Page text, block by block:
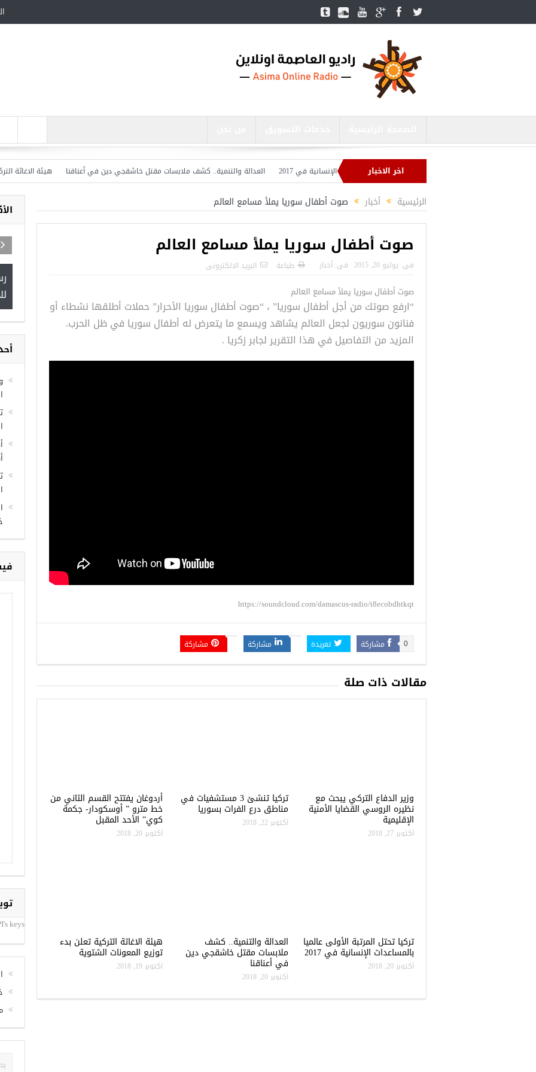
اخر الاخبار
تركيا تحتل المرتبة الأولى عالميا بالمساعدات الإنسانية في 2017 العدالة والتنمية.. كشف ملابسات مقتل خاشقجي دين في أعناقنا هيئة الاغاثة التركية
الرئيسية أخبار صوت أطفال سوريا يملأ مسامع العالم
صوت أطفال سوريا يملأ مسامع العالم
فى: يوليو 20, 2015 فى: أخبار طباعة البريد الالكترونى
صوت أطفال سوريا يملأ مسامع العالم
“ارفع صوتك من أجل أطفال سوريا” ، “صوت أطفال سوريا الأحرار” حملات أطلقها نشطاء أو
فنانون سوريون لجعل العالم يشاهد ويسمع ما يتعرض له أطفال سوريا في ظل الحرب.
المزيد من التفاصيل في هذا التقرير لجابر زكريا .
https://soundcloud.com/damascus-radio/t8ecobdhtkqt
مشاركة 0 تغريدة مشاركة مشاركة
مقالات ذات صلة
وزير الدفاع التركي يبحث مع
نظيره الروسي القضايا الأمنية
الإقليمية
أكتوبر 27, 2018
تركيا تنشئ 3 مستشفيات في
مناطق درع الفرات بسوريا
أكتوبر 22, 2018
أردوغان يفتتح القسم الثاني من
خط مترو ” أوسكودار- جكمة
كوي” الأحد المقبل
أكتوبر 20, 2018
تركيا تحتل المرتبة الأولى عالميا
بالمساعدات الإنسانية في 2017
أكتوبر 20, 2018
العدالة والتنمية.. كشف
ملابسات مقتل خاشقجي دين
في أعناقنا
أكتوبر 20, 2018
هيئة الاغاثة التركية تعلن بدء
توزيع المعونات الشتوية
أكتوبر 19, 2018
طبية، ومعالجة مجانية
keys